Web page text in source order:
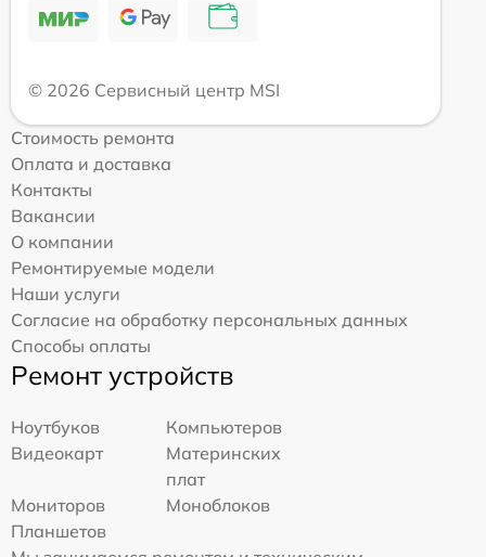
© 2026 Сервисный центр MSI
Стоимость ремонта
Оплата и доставка
Контакты
Вакансии
О компании
Ремонтируемые модели
Наши услуги
Согласие на обработку персональных данных
Способы оплаты
Ремонт устройств
Ноутбуков
Компьютеров
Видеокарт
Материнских
плат
Мониторов
Моноблоков
Планшетов